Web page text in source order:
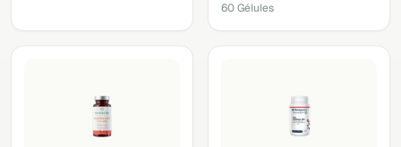
60 Gélules